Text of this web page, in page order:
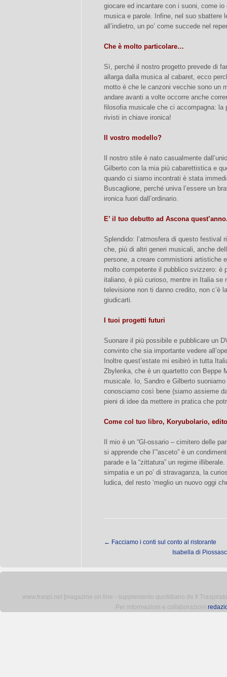
giocare ed incantare con i suoni, come
musica e parole. Infine, nel suo sbattere
all’indietro, un po’ come succede nel
Che è molto particolare…
Sì, perché il nostro progetto prevede di
allarga dalla musica al cabaret, ecco
motto è che le canzoni vecchie sono un
andare avanti a volte occorre anche
filosofia musicale che ci accompagna:
rivisti in chiave ironica!
Il vostro modello?
Il nostro stile è nato casualmente
Gilberto con la mia più cabarettistica e
quando ci siamo incontrati è stata
Buscaglione, perché univa l’essere un
ironica fuori dall’ordinario.
E’ il tuo debutto ad Ascona
Splendido: l’atmosfera di questo festival
che, più di altri generi musicali, anche
persone, a creare commistioni artistiche
molto competente il pubblico svizzero: è
italiano, è più curioso, mentre in Italia se
televisione non ti danno credito, non c’è
giudicarti.
I tuoi progetti futuri
Suonare il più possibile e pubblicare un
convinto che sia importante vedere
Inoltre quest’estate mi esibirò in tutta
Zbylenka, che è un quartetto con Beppe
musicale. Io, Sandro e Gilberto
conosciamo così bene (siamo assieme
pieni di idee da mettere in pratica che
Come col tuo libro, Koryubolario,
Il mio è un “Gl-ossario – cimitero delle
si apprende che l’”asceto” è un
parade e la “zittatura” un regime
simpatia e un po’ di stravaganza, la
ludica, del resto ‘meglio un nuovo oggi
← Facciamo i conti sul conto al ristorante
Isabella di
www.traspi.net [magazine on line - supplemento quotidiano de Il
Per informazioni e collaborazioni